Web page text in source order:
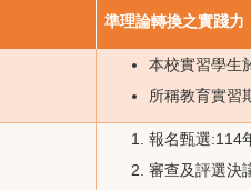
準理論轉換之實踐力
本校實習學生
所稱教育實習
報名甄選:114
審查及評選決